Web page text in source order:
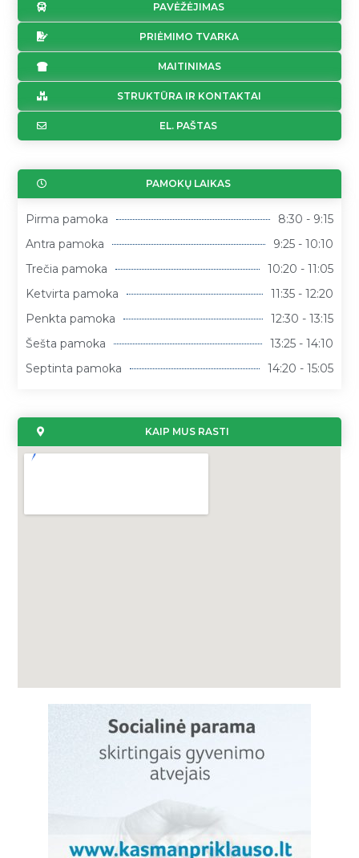
PAVĖŽĖJIMAS
PRIĖMIMO TVARKA
MAITINIMAS
STRUKTŪRA IR KONTAKTAI
EL. PAŠTAS
PAMOKŲ LAIKAS
Pirma pamoka
8:30 - 9:15
Antra pamoka
9:25 - 10:10
Trečia pamoka
10:20 - 11:05
Ketvirta pamoka
11:35 - 12:20
Penkta pamoka
12:30 - 13:15
Šešta pamoka
13:25 - 14:10
Septinta pamoka
14:20 - 15:05
KAIP MUS RASTI